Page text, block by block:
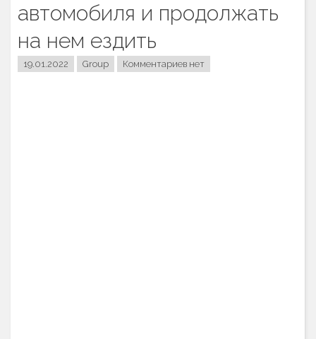
автомобиля и продолжать
на нем ездить
19.01.2022 Group Комментариев нет